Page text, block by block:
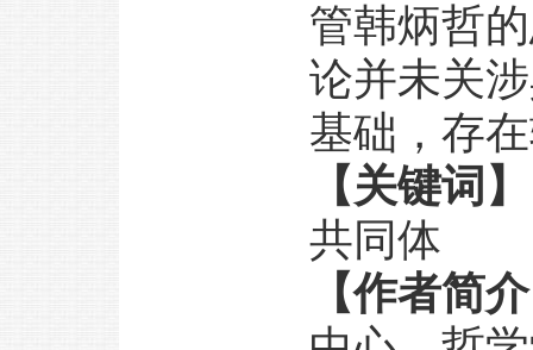
管韩炳哲
论并未关
基础，存
【关键词】
共同体
【作者简